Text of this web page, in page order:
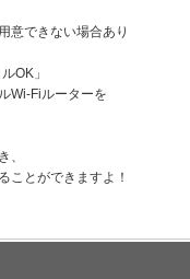
意できない場合あり
OK」
Wi-Fiルーターを
、
ことができますよ！